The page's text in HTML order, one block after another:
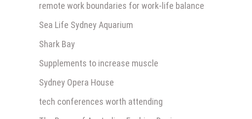
remote work boundaries for work-life balance
Sea Life Sydney Aquarium
Shark Bay
Supplements to increase muscle
Sydney Opera House
tech conferences worth attending